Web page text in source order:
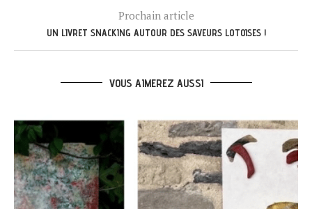
Prochain article
UN LIVRET SNACKING AUTOUR DES SAVEURS LOTOISES !
VOUS AIMEREZ AUSSI